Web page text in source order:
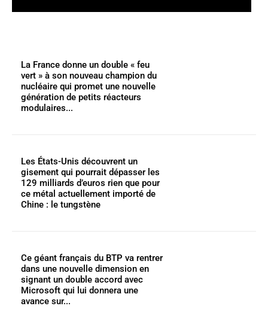
La France donne un double « feu
vert » à son nouveau champion du
nucléaire qui promet une nouvelle
génération de petits réacteurs
modulaires...
Les États-Unis découvrent un
gisement qui pourrait dépasser les
129 milliards d’euros rien que pour
ce métal actuellement importé de
Chine : le tungstène
Ce géant français du BTP va rentrer
dans une nouvelle dimension en
signant un double accord avec
Microsoft qui lui donnera une
avance sur...